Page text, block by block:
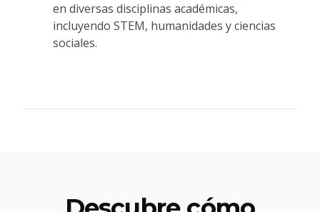
en diversas disciplinas académicas,
incluyendo STEM, humanidades y ciencias
sociales.